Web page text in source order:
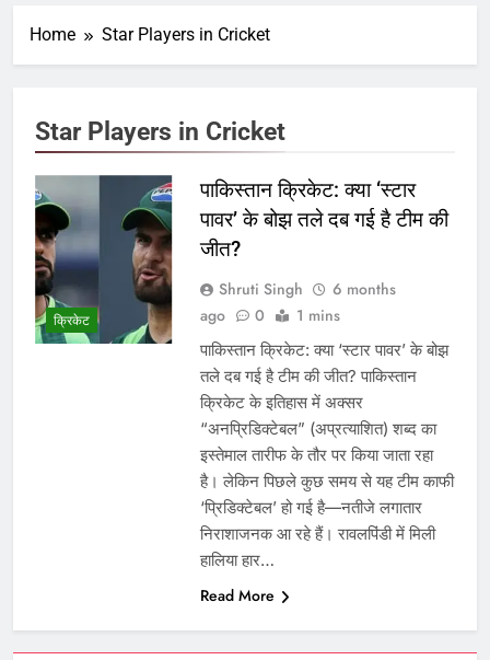
Home Star Players in Cricket
Star Players in Cricket
क्रिकेट
पाकिस्तान क्रिकेट: क्या ‘स्टार
पावर’ के बोझ तले दब गई है टीम की
जीत?
Shruti Singh
6 months
ago
0 1 mins
पाकिस्तान क्रिकेट: क्या ‘स्टार पावर’ के बोझ
तले दब गई है टीम की जीत? पाकिस्तान
क्रिकेट के इतिहास में अक्सर
“अनप्रिडिक्टेबल” (अप्रत्याशित) शब्द का
इस्तेमाल तारीफ के तौर पर किया जाता रहा
है। लेकिन पिछले कुछ समय से यह टीम काफी
‘प्रिडिक्टेबल’ हो गई है—नतीजे लगातार
निराशाजनक आ रहे हैं। रावलपिंडी में मिली
हालिया हार…
Read More